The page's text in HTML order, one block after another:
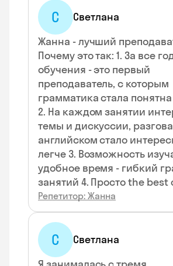
С Светлана
Жанна - лучший
Почему это так: 1. За все
обучения - это первый
преподаватель, с которым
грамматика стала
2. На каждом занятии
темы и дискуссии,
английском стало
легче 3. Возможность
удобное время - гибкий
занятий 4. Просто the
Репетитор: Жанна
С
Светлана